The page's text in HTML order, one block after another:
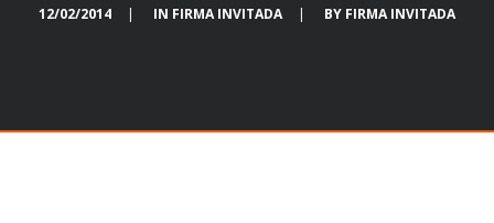
12/02/2014 | IN FIRMA INVITADA | BY FIRMA INVITADA